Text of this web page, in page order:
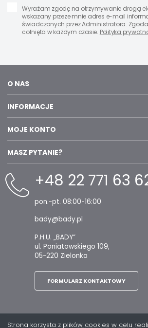
Wyrażam zgodę na otrzymywanie drogą
wskazany przeze mnie adres e-mail
świadczonych przez Administratora.
cofnięta w każdym czasie. Polityka
O NAS
INFORMACJE
MOJE KONTO
MASZ PYTANIE?
+48 22 771 63
pon.-pt. 08:00-16:00
bady@bady.pl
P.H.U. „BADY”
ul. Poniatowskiego 109,
05-220 Zielonka
FORMULARZ KONTAKTOWY
Strona korzysta z plików cookies w celu